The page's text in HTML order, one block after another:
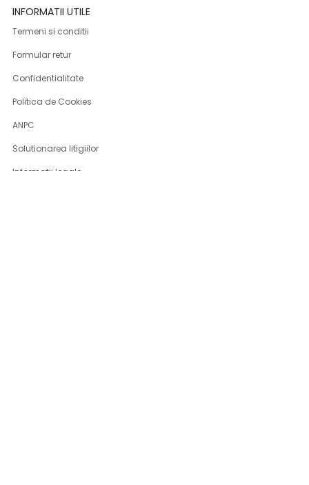
INFORMATII UTILE
Termeni si conditii
Formular retur
Confidentialitate
Politica de Cookies
ANPC
Solutionarea litigiilor
Informatii legale